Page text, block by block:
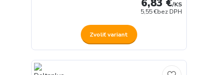
6,83 €/KS
5,55 €bez DPH
Zvoliť variant